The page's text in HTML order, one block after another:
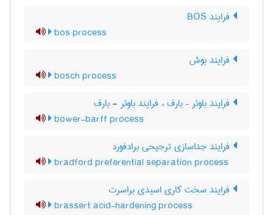
فرایند BOS
bos process
فرایند بوش
bosch process
فرایند باوئر – بارف ، فرایند باوئر - بارف
bower-barff process
فرایند جداسازی ترجیحی برادفورد
bradford preferential separation process
فرایند سخت کاری اسیدی براسرت
brassert acid-hardening process